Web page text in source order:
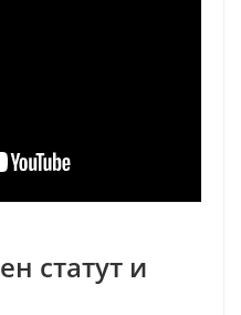
статут и